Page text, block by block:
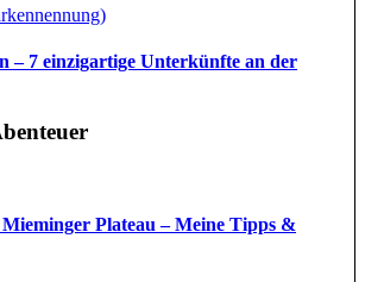
– 7 einzigartige Unterkünfte an der
Plateau – Meine Tipps &